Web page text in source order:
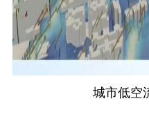
城市低空